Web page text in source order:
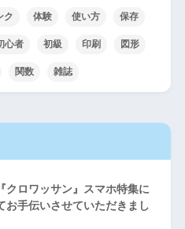
ク 体験 使い方 保存
心者 初級 印刷 図形
関数 雑誌
ロワッサン』スマホ特集に
お手伝いさせていただきまし